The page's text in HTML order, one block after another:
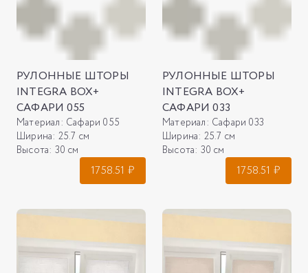
РУЛОННЫЕ ШТОРЫ
INTEGRA BOX+
САФАРИ 055
Материал: Сафари 055
Ширина: 25.7 см
Высота: 30 см
1758.51 ₽
РУЛОННЫЕ ШТОРЫ
INTEGRA BOX+
САФАРИ 033
Материал: Сафари 033
Ширина: 25.7 см
Высота: 30 см
1758.51 ₽